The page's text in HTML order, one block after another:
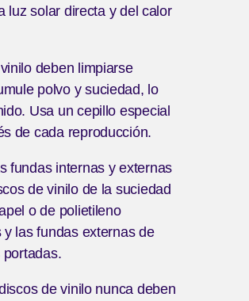
luz solar directa y del calor
deben limpiarse
polvo y suciedad, lo
Usa un cepillo especial
de cada reproducción.
fundas internas y externas
de vinilo de la suciedad
o de polietileno
las fundas externas de
portadas.
de vinilo nunca deben